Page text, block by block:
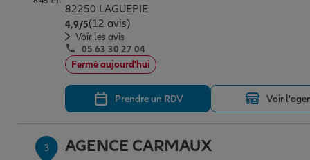
82250 LAGUEPIE
4,9/5Note de 4.9 sur 5
(12 avis)
Voir les avis
05 63 30 27 04
Fermé aujourd'hui
Prendre un RDV Voir
3 AGENCE CARMAUX